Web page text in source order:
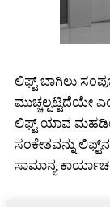
ಲಿಫ್ಟ್ ಬಾಗಿಲು
ಮುಚ್ಚಲ್ಪಟ್ಟಿದೆಯೇ
ಲಿಫ್ಟ್ ಯಾವ
ಸಂಕೇತವನ್ನು
ಸಾಮಾನ್ಯ